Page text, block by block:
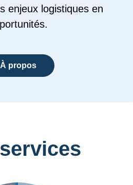
enjeux logistiques en
À propos